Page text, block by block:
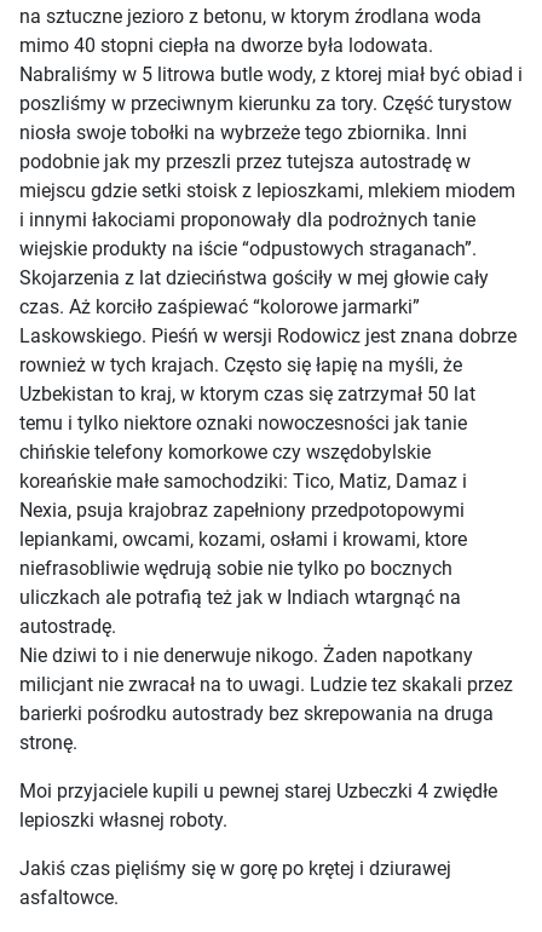
na sztuczne jezioro z betonu, w ktorym źrodlana woda
mimo 40 stopni ciepła na dworze była lodowata.
Nabraliśmy w 5 litrowa butle wody, z ktorej miał być obiad i
poszliśmy w przeciwnym kierunku za tory. Część turystow
niosła swoje tobołki na wybrzeże tego zbiornika. Inni
podobnie jak my przeszli przez tutejsza autostradę w
miejscu gdzie setki stoisk z lepioszkami, mlekiem miodem
i innymi łakociami proponowały dla podrożnych tanie
wiejskie produkty na iście “odpustowych straganach”.
Skojarzenia z lat dzieciństwa gościły w mej głowie cały
czas. Aż korciło zaśpiewać “kolorowe jarmarki”
Laskowskiego. Pieśń w wersji Rodowicz jest znana dobrze
rownież w tych krajach. Często się łapię na myśli, że
Uzbekistan to kraj, w ktorym czas się zatrzymał 50 lat
temu i tylko niektore oznaki nowoczesności jak tanie
chińskie telefony komorkowe czy wszędobylskie
koreańskie małe samochodziki: Tico, Matiz, Damaz i
Nexia, psuja krajobraz zapełniony przedpotopowymi
lepiankami, owcami, kozami, osłami i krowami, ktore
niefrasobliwie wędrują sobie nie tylko po bocznych
uliczkach ale potrafią też jak w Indiach wtargnąć na
autostradę.
Nie dziwi to i nie denerwuje nikogo. Żaden napotkany
milicjant nie zwracał na to uwagi. Ludzie tez skakali przez
barierki pośrodku autostrady bez skrepowania na druga
stronę.
Moi przyjaciele kupili u pewnej starej Uzbeczki 4 zwiędłe
lepioszki własnej roboty.
Jakiś czas pięliśmy się w gorę po krętej i dziurawej
asfaltowce.